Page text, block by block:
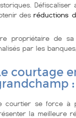
des réductions
propriétaire de sa
par les
courtage
courtier se force à
la meilleure